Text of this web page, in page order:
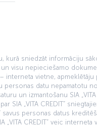
kurā sniedzāt informāciju
visu nepieciešamo
interneta vietne,
personas datu nepamatotu
un izmantošanu SIA
„VITA CREDIT”
personas datus
CREDIT” veic